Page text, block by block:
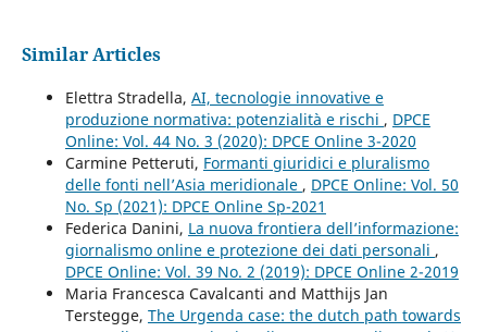
Similar Articles
Elettra Stradella, AI, tecnologie innovative e
produzione normativa: potenzialità e rischi , DPCE
Online: Vol. 44 No. 3 (2020): DPCE Online 3-2020
Carmine Petteruti, Formanti giuridici e pluralismo
delle fonti nell’Asia meridionale , DPCE Online: Vol. 50
No. Sp (2021): DPCE Online Sp-2021
Federica Danini, La nuova frontiera dell’informazione:
giornalismo online e protezione dei dati personali ,
DPCE Online: Vol. 39 No. 2 (2019): DPCE Online 2-2019
Maria Francesca Cavalcanti and Matthijs Jan
Terstegge, The Urgenda case: the dutch path towards